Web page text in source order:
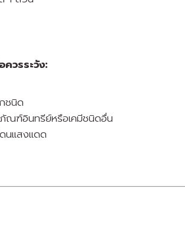
ควรระวัง:
ชนิด
ณฑ์อินทรีย์หรือเคมีชนิดอื่น
ดนแสงแดด